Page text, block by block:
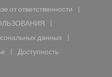
от ответственности
((открывается в новом окне))
((открывается в новом окне))
данных
((открывается в новом окне))
в новом окне))
Доступность